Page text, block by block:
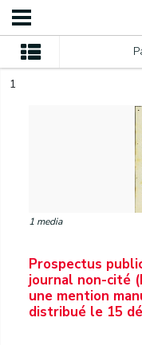
1
1 media
Prospectus
journal non-cité
une mention
distribué le 15